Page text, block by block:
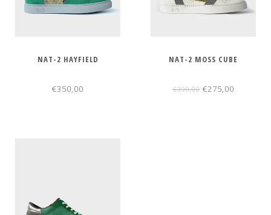
NAT-2 HAYFIELD
€350,00
NAT-2 MOSS CUBE
€390,00€275,00